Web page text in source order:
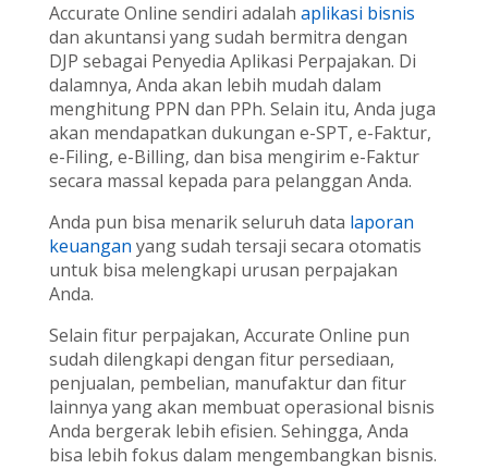
Accurate Online sendiri adalah aplikasi bisnis
dan akuntansi yang sudah bermitra dengan
DJP sebagai Penyedia Aplikasi Perpajakan. Di
dalamnya, Anda akan lebih mudah dalam
menghitung PPN dan PPh. Selain itu, Anda juga
akan mendapatkan dukungan e-SPT, e-Faktur,
e-Filing, e-Billing, dan bisa mengirim e-Faktur
secara massal kepada para pelanggan Anda.
Anda pun bisa menarik seluruh data laporan
keuangan yang sudah tersaji secara otomatis
untuk bisa melengkapi urusan perpajakan
Anda.
Selain fitur perpajakan, Accurate Online pun
sudah dilengkapi dengan fitur persediaan,
penjualan, pembelian, manufaktur dan fitur
lainnya yang akan membuat operasional bisnis
Anda bergerak lebih efisien. Sehingga, Anda
bisa lebih fokus dalam mengembangkan bisnis.